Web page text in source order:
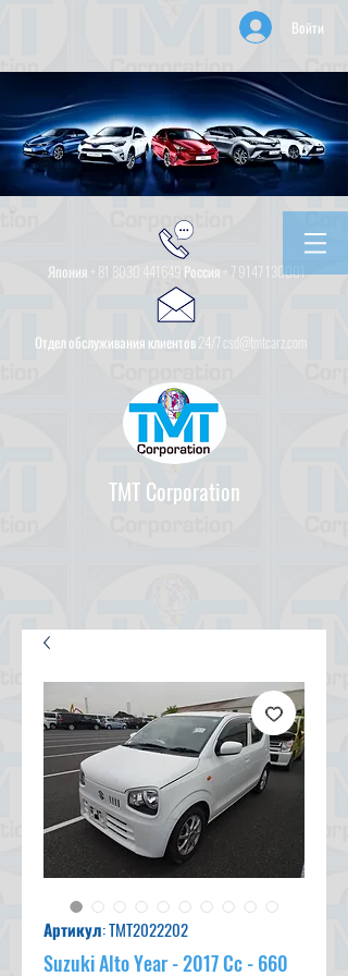
Войти
Япония + 81 8030 441649 Россия + 7 9147 130001
Отдел обслуживания клиентов 24/7 csd@tmtcarz.com
TMT Corporation
Артикул: TMT2022202
Suzuki Alto Year - 2017 Cc - 660